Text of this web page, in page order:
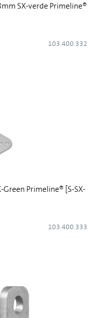
SX-verde Primeline®
103.400.332
Green Primeline® [S-SX-
103.400.333